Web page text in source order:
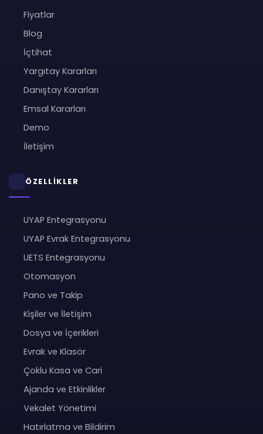
Fiyatlar
Blog
İçtihat
Yargıtay Kararları
Danıştay Kararları
Emsal Kararları
Demo
İletişim
ÖZELLİKLER
UYAP Entegrasyonu
UYAP Evrak Entegrasyonu
UETS Entegrasyonu
Otomasyon
Pano ve Takip
Kişiler ve İletişim
Dosya ve İçerikleri
Evrak ve Klasör
Çoklu Kasa ve Cari
Ajanda ve Etkinlikler
Vekalet Yönetimi
Hatırlatma ve Bildirim